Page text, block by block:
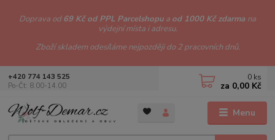
Doprava od69 Kč od PPL Parcelshopu a od 1000 Kč zdarma na
výdejní místa i adresu.
Zboží skladem odesíláme nejpozději do 2 pracovních dnů.
Menu
+420 774 143 525
Po-Čt: 8.00-14.00
0 ks
za 0,00 Kč